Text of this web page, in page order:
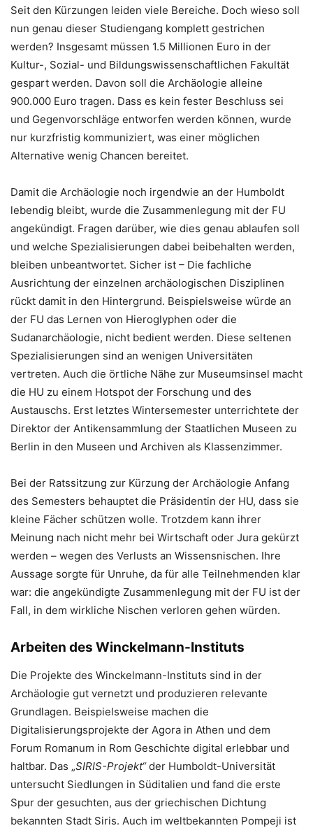
Seit den Kürzungen leiden viele Bereiche. Doch wieso soll
nun genau dieser Studiengang komplett gestrichen
werden? Insgesamt müssen 1.5 Millionen Euro in der
Kultur-, Sozial- und Bildungswissenschaftlichen Fakultät
gespart werden. Davon soll die Archäologie alleine
900.000 Euro tragen. Dass es kein fester Beschluss sei
und Gegenvorschläge entworfen werden können, wurde
nur kurzfristig kommuniziert, was einer möglichen
Alternative wenig Chancen bereitet.
Damit die Archäologie noch irgendwie an der Humboldt
lebendig bleibt, wurde die Zusammenlegung mit der FU
angekündigt. Fragen darüber, wie dies genau ablaufen soll
und welche Spezialisierungen dabei beibehalten werden,
bleiben unbeantwortet. Sicher ist – Die fachliche
Ausrichtung der einzelnen archäologischen Disziplinen
rückt damit in den Hintergrund. Beispielsweise würde an
der FU das Lernen von Hieroglyphen oder die
Sudanarchäologie, nicht bedient werden. Diese seltenen
Spezialisierungen sind an wenigen Universitäten
vertreten. Auch die örtliche Nähe zur Museumsinsel macht
die HU zu einem Hotspot der Forschung und des
Austauschs. Erst letztes Wintersemester unterrichtete der
Direktor der Antikensammlung der Staatlichen Museen zu
Berlin in den Museen und Archiven als Klassenzimmer.
Bei der Ratssitzung zur Kürzung der Archäologie Anfang
des Semesters behauptet die Präsidentin der HU, dass sie
kleine Fächer schützen wolle. Trotzdem kann ihrer
Meinung nach nicht mehr bei Wirtschaft oder Jura gekürzt
werden – wegen des Verlusts an Wissensnischen. Ihre
Aussage sorgte für Unruhe, da für alle Teilnehmenden klar
war: die angekündigte Zusammenlegung mit der FU ist der
Fall, in dem wirkliche Nischen verloren gehen würden.
Arbeiten des Winckelmann-Instituts
Die Projekte des Winckelmann-Instituts sind in der
Archäologie gut vernetzt und produzieren relevante
Grundlagen. Beispielsweise machen die
Digitalisierungsprojekte der Agora in Athen und dem
Forum Romanum in Rom Geschichte digital erlebbar und
haltbar. Das „SIRIS-Projekt“der Humboldt-Universität
untersucht Siedlungen in Süditalien und fand die erste
Spur der gesuchten, aus der griechischen Dichtung
bekannten Stadt Siris. Auch im weltbekannten Pompeji ist